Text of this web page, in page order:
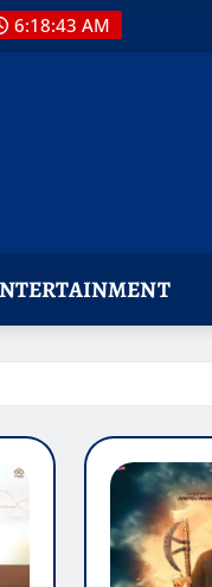
6:18:44 AM